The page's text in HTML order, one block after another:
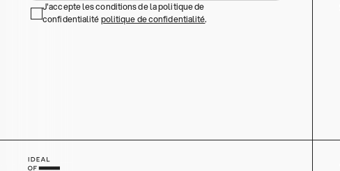
J'accepte les conditions de la politique de
confidentialitépolitique de confidentialité.